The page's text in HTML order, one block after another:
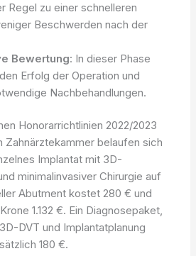
Regel zu einer schnelleren
Beschwerden nach der
Bewertung: In dieser Phase
Erfolg der Operation und
Nachbehandlungen.
Honorarrichtlinien 2022/2023
Zahnärztekammer belaufen sich
Implantat mit 3D-
minimalinvasiver Chirurgie auf
Abutment kostet 280 € und
1.132 €. Ein Diagnosepaket,
DVT und Implantatplanung
180 €.